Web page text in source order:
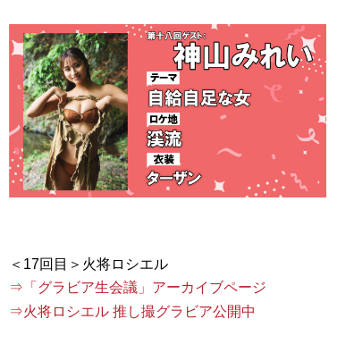
⇒「グラビア生会議」アーカイブページ
⇒火将ロシエル 推し撮グラビア公開中